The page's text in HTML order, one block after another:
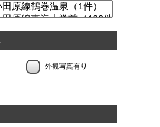
外観写真有り